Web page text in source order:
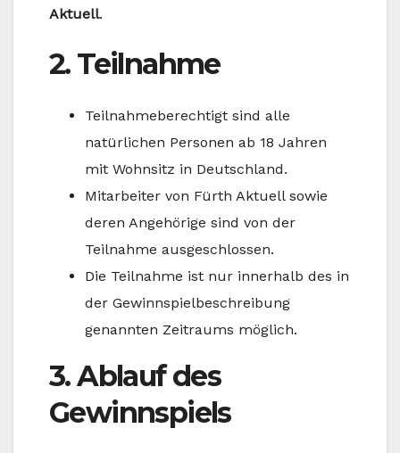
Aktuell.
2. Teilnahme
Teilnahmeberechtigt sind alle
natürlichen Personen ab 18 Jahren
mit Wohnsitz in Deutschland.
Mitarbeiter von Fürth Aktuell sowie
deren Angehörige sind von der
Teilnahme ausgeschlossen.
Die Teilnahme ist nur innerhalb des in
der Gewinnspielbeschreibung
genannten Zeitraums möglich.
3. Ablauf des
Gewinnspiels